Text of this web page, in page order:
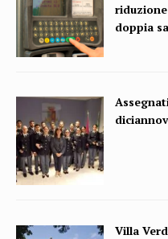
doppia
Villa